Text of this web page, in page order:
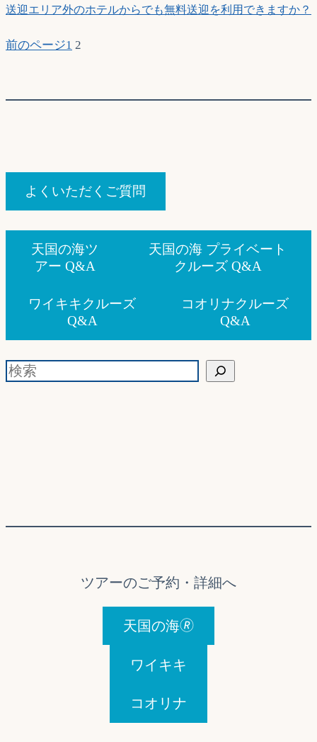
送迎エリア外のホテルからでも無料送迎を利用できますか？
前のページ1 2
よくいただくご質問
天国の海ツ
アー Q&A
天国の海 プライベート
クルーズ Q&A
ワイキキクルーズ
Q&A
コオリナクルーズ
Q&A
検索
ツアーのご予約・詳細へ
天国の海🄬
ワイキキ
コオリナ